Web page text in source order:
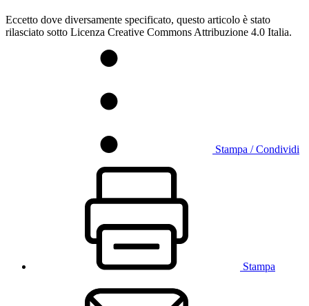
Eccetto dove diversamente specificato, questo articolo è stato
rilasciato sotto Licenza Creative Commons Attribuzione 4.0 Italia.
Stampa / Condividi
Stampa